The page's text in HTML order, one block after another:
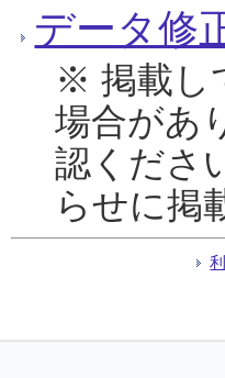
データ修
※ 掲載し
場合があ
認くださ
らせに掲